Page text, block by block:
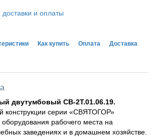
доставки и оплаты
Как купить Оплата Доставка
двутумбовый СВ-2Т.01.06.19.
конструкции серии «СВЯТОГОР»
рабочего места на
заведениях и в домашнем хозяйстве.